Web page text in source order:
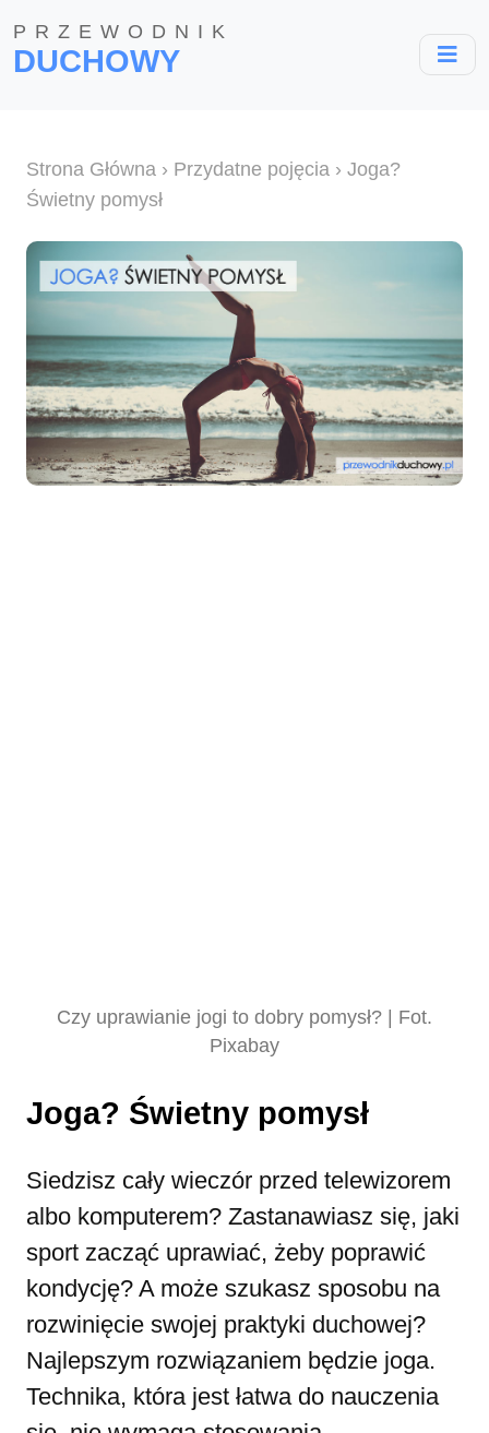
PRZEWODNIK
DUCHOWY
Strona Główna › Przydatne pojęcia › Joga?
Świetny pomysł
Czy uprawianie jogi to dobry pomysł? | Fot.
Pixabay
Joga? Świetny pomysł
Siedzisz cały wieczór przed telewizorem
albo komputerem? Zastanawiasz się, jaki
sport zacząć uprawiać, żeby poprawić
kondycję? A może szukasz sposobu na
rozwinięcie swojej praktyki duchowej?
Najlepszym rozwiązaniem będzie joga.
Technika, która jest łatwa do nauczenia